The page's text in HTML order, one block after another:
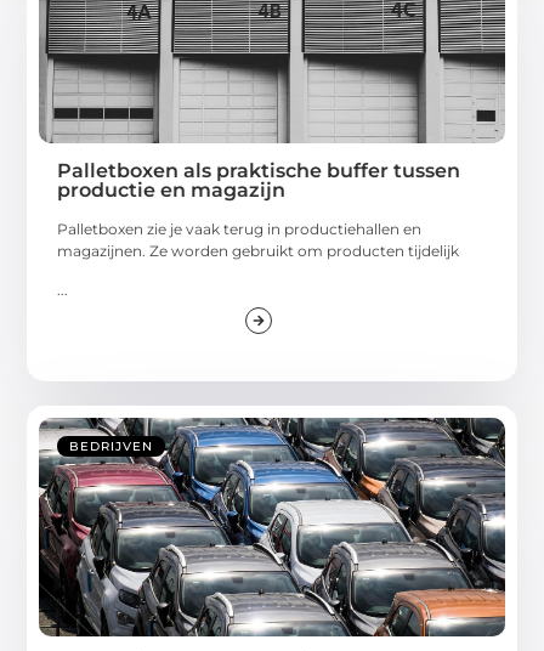
Palletboxen als praktische buffer tussen
productie en magazijn
Palletboxen zie je vaak terug in productiehallen en
magazijnen. Ze worden gebruikt om producten tijdelijk
...
BEDRIJVEN